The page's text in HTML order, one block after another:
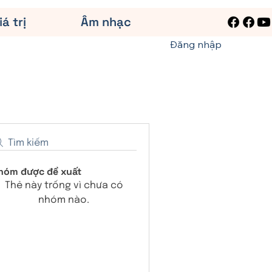
trị Âm nhạc
Đăng nhập
Tìm kiếm
được đề xuất
Thẻ này trống vì chưa có
nhóm nào.